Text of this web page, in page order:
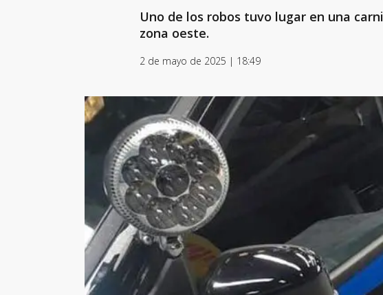
Uno de los robos tuvo lugar en una
zona oeste.
2 de mayo de 2025 | 18:49